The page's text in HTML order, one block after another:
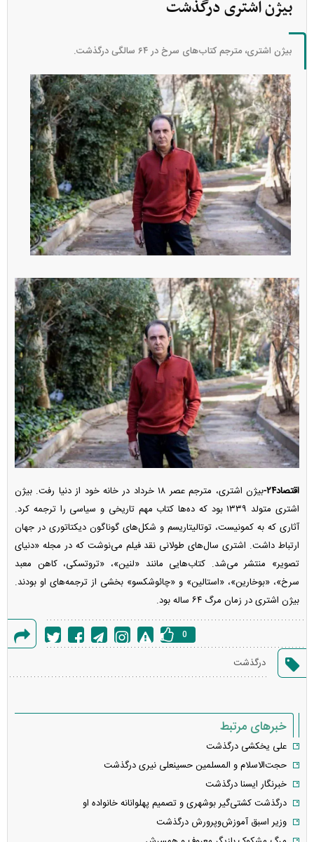
بیژن اشتری درگذشت
بیژن اشتری، مترجم کتاب‌های سرخ در ۶۴ سالگی درگذشت.
اقتصاد۲۴-
بیژن اشتری، مترجم عصر ۱۸ خرداد در خانه خود از دنیا رفت. بیژن
اشتری متولد ۱۳۳۹ بود که ده‌ها کتاب مهم تاریخی و سیاسی را ترجمه کرد.
آثاری که به کمونیست، توتالیتاریسم و شکل‌های گوناگون دیکتاتوری در جهان
ارتباط داشت. اشتری سال‌های طولانی نقد فیلم می‌نوشت که در مجله «دنیای
تصویر» منتشر می‌شد. کتاب‌هایی مانند «لنین»، «تروتسکی، کاهن معبد
سرخ»، «بوخارین»، «استالین» و «چائوشکسو» بخشی از ترجمه‌های او بودند.
بیژن اشتری در زمان مرگ ۶۴ ساله بود.
خطا
0
درگذشت
خبرهای مرتبط
علی یخکشی درگذشت
حجت‌الاسلام و المسلمین حسینعلی نیری درگذشت
خبرنگار ایسنا درگذشت
درگذشت کشتی‌گیر بوشهری و تصمیم پهلوانانه خانواده او
وزیر اسبق آموزش‌وپرورش درگذشت